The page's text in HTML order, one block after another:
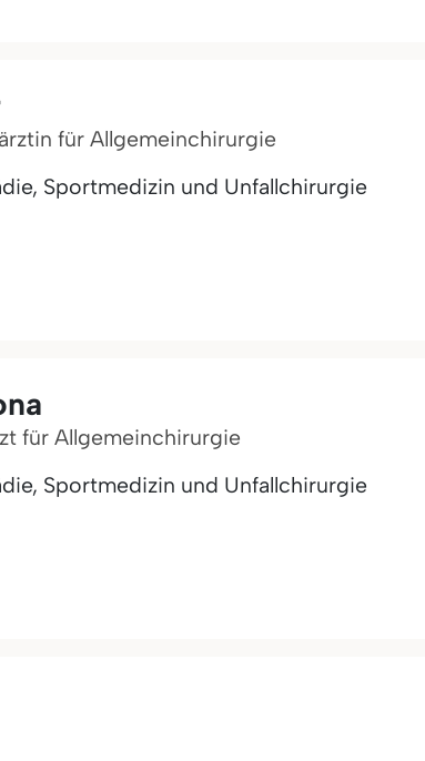
für Allgemeinchirurgie
Sportmedizin und Unfallchirurgie
für Allgemeinchirurgie
Sportmedizin und Unfallchirurgie